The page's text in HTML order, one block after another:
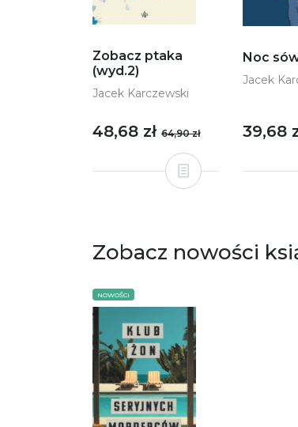
Zobacz ptaka
(wyd.2)
Jacek Karczewski
48,68 zł 64,90 zł
Noc
Jacek
39,68
Zobacz nowości
NOWOŚCI